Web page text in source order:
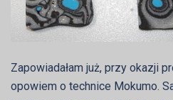
Zapowiadałam już, przy okazji
opowiem o technice Mokumo.